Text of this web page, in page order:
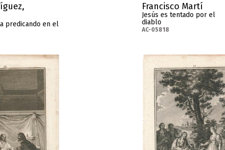
predicando en el
Francisco Martí
Jesús es tentado por el
diablo
AC-05818